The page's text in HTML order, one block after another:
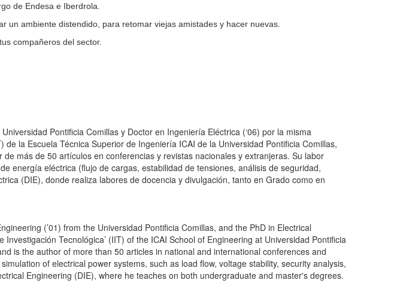
de Endesa e Iberdrola.
ambiente distendido, para retomar viejas amistades y hacer nuevas.
compañeros del sector.
Pontificia Comillas y Doctor en Ingeniería Eléctrica (‘06) por la misma
la Escuela Técnica Superior de Ingeniería ICAI de la Universidad Pontificia Comillas,
más de 50 artículos en conferencias y revistas nacionales y extranjeras. Su labor
energía eléctrica (flujo de cargas, estabilidad de tensiones, análisis de seguridad,
(DIE), donde realiza labores de docencia y divulgación, tanto en Grado como en
(’01) from the Universidad Pontificia Comillas, and the PhD in Electrical
Tecnológica’ (IIT) of the ICAI School of Engineering at Universidad Pontificia
is the author of more than 50 articles in national and international conferences and
of electrical power systems, such as load flow, voltage stability, security analysis,
Engineering (DIE), where he teaches on both undergraduate and master's degrees.